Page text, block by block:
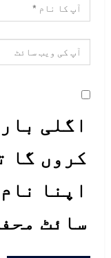
اگلی
کروں گا
اپنا
سائٹ